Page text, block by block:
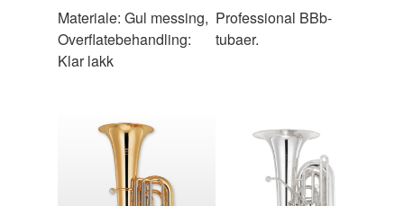
Materiale: Gul messing,
Overflatebehandling:
Klar lakk
Professional BBb-
tubaer.